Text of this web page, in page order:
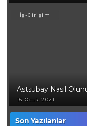
İş-Girişim
Astsubay Nasıl
16 Ocak 2021
Son Yazılanlar